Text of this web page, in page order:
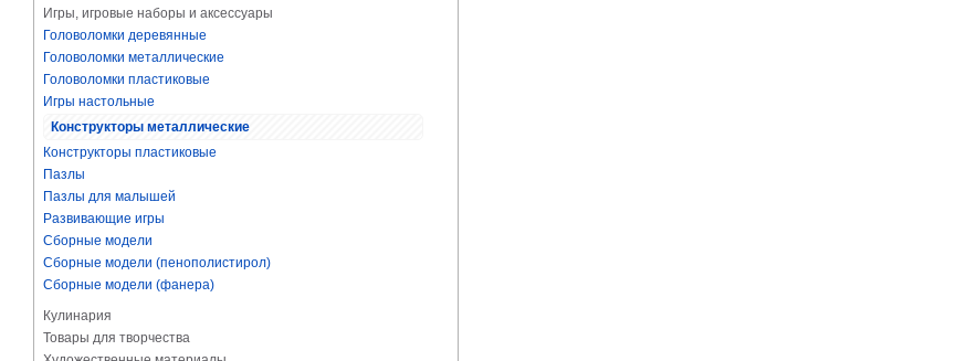
Игры, игровые наборы и аксессуары
Головоломки деревянные
Головоломки металлические
Головоломки пластиковые
Игры настольные
Конструкторы металлические
Конструкторы пластиковые
Пазлы
Пазлы для малышей
Развивающие игры
Сборные модели
Сборные модели (пенополистирол)
Сборные модели (фанера)
Кулинария
Товары для творчества